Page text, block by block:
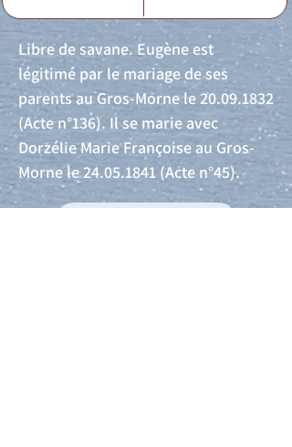
Libre de savane. Eugène est
légitimé par le mariage de ses
parents au Gros-Morne le20.09.1832
(Acte n°136). Il se marie avec
Dorzélie Marie Françoise au Gros-
Morne le24.05.1841 (Acte n°45).